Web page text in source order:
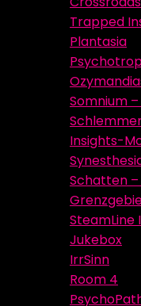
Trapped
Plantasia
Somnium
Insights-
Schatten –
SteamLine
Jukebox
IrrSinn
Room 4